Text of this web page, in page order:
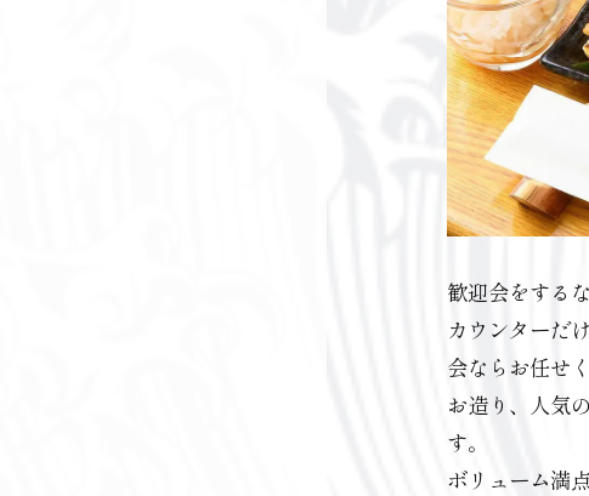
歓迎会をする
カウンターだ
会ならお任せ
お造り、人気
す。
ボリューム満